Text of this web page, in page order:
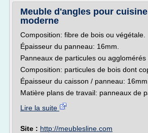
Meuble d'angles pour
moderne
Composition: fibre de bois ou végétale.
Épaisseur du panneau: 16mm.
Panneaux de particules ou agglomérés
Composition: particules de bois dont
Épaisseur du caisson / panneau: 16mm.
Matière plans de travail: panneaux de
Lire la suite
Site : http://meublesline.com